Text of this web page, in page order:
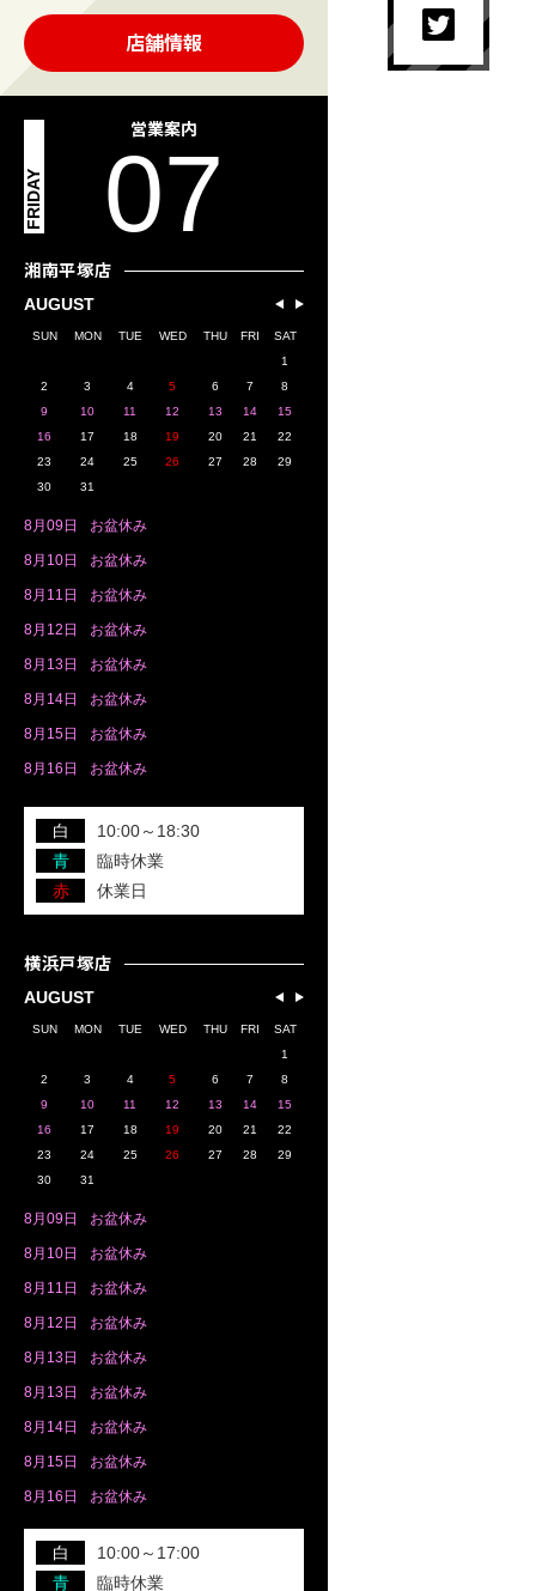
店舗情報
営業案内
07
FRIDAY
湘南平塚店
AUGUST
SUN MON TUE WED THU FRI
SAT
1
2
3 4 5 6 7
8
9
10 11 12 13 14
15
16
17 18 19 20 21
22
23
24 25 26 27 28
29
30
31
8月 09日 お盆休み
8月 10日 お盆休み
8月 11日 お盆休み
8月 12日 お盆休み
8月 13日 お盆休み
8月 14日 お盆休み
8月 15日 お盆休み
8月 16日 お盆休み
白
10:00～18:30
青
臨時休業
赤
休業日
横浜戸塚店
AUGUST
SUN MON TUE WED THU FRI
SAT
1
2
3 4 5 6 7
8
9
10 11 12 13 14
15
16
17 18 19 20 21
22
23
24 25 26 27 28
29
30
31
8月 09日 お盆休み
8月 10日 お盆休み
8月 11日 お盆休み
8月 12日 お盆休み
8月 13日 お盆休み
8月 13日 お盆休み
8月 14日 お盆休み
8月 15日 お盆休み
8月 16日 お盆休み
白
10:00～17:00
青
臨時休業